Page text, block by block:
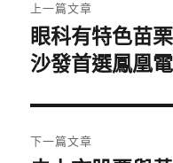
章
導
覽
上一篇文章
上
一
文
章:
眼科有特色苗
沙發首選鳳凰
下一篇文章